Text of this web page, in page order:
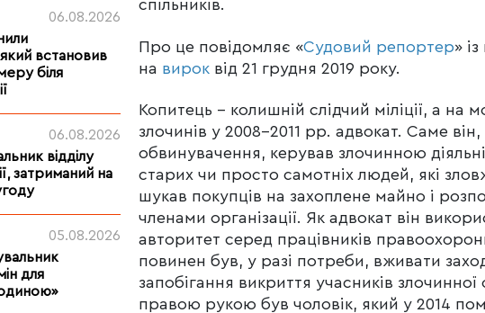
06.08.2026
встановив
біля
06.08.2026
відділу
затриманий на
05.08.2026
для
спільників.
Про це повідомляє «Судовий репортер»
на вирок від 21 грудня 2019 року.
Копитець – колишній слідчий міліції, а на
злочинів у 2008-2011 рр. адвокат. Саме він,
обвинувачення, керував злочинною
старих чи просто самотніх людей, які
шукав покупців на захоплене майно і
членами організації. Як адвокат він
авторитет серед працівників
повинен був, у разі потреби, вживати
запобігання викриття учасників злочинної
правою рукою був чоловік, який у 2014